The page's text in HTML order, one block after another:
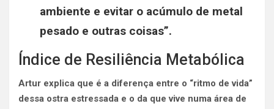
ambiente e evitar o acúmulo de metal
pesado e outras coisas”.
Índice de Resiliência Metabólica
Artur explica que é a diferença entre o “ritmo de vida”
dessa ostra estressada e o da que vive numa área de